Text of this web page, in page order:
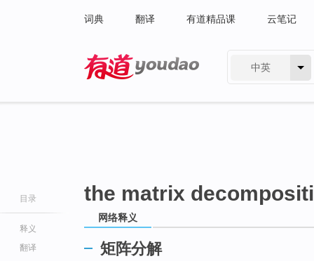
词典 翻译 有道精品课 云笔记
中英
目录
释义
翻译
the matrix
网络释义
矩阵分解